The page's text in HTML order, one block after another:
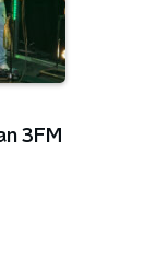
3FM